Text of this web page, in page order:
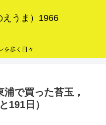
えうま）1966
を歩く日々
で買った苔玉，
191日）